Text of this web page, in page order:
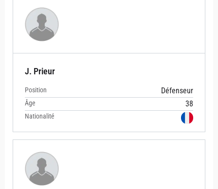
J. Prieur
Position Défenseur
Âge 38
Nationalité